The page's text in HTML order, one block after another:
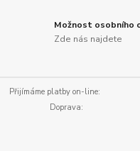
Možnost osobního
Zde nás najdete
Přijímáme
Doprava: